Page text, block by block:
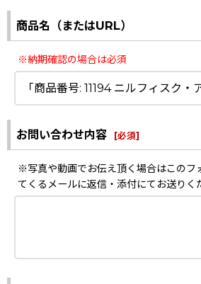
商品名（またはURL）
※納期確認の場合は必須
お問い合わせ内容 [必須]
※写真や動画でお伝え頂く場合はこのフ
てくるメールに返信・添付にてお送りく